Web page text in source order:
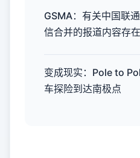
GSMA：有关中国联
信合并的报道内容存
变成现实：Pole to
车探险到达南极点